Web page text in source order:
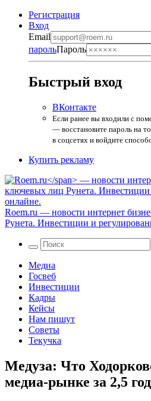
Регистрация
Вход
Email
парольПароль
Быстрый вход
ВКонтакте
Если ранее вы входили с
— восстановите пароль на
в соцсетях и войдите
Купить рекламу
Roem.ru — новости интернет
Рунета. Инвестиции и
Медиа
Госвеб
Инвестиции
Кадры
Кейсы
Нам пишут
Советы
Текучка
Медуза: Что
медиа-рынке за 2,5